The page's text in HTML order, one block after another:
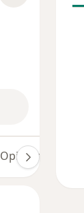
Opiniones (83)